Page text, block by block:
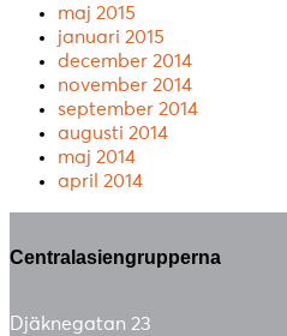
maj 2015
januari 2015
december 2014
november 2014
september 2014
augusti 2014
maj 2014
april 2014
Centralasiengrupperna
Djäknegatan 23